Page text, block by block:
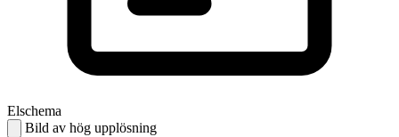
Elschema
Bild av hög upplösning